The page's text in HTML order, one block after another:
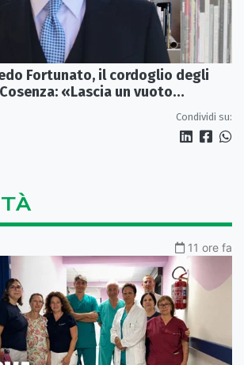
Fortunato, il cordoglio degli
«Lascia un vuoto
Condividi su:
11 ore fa